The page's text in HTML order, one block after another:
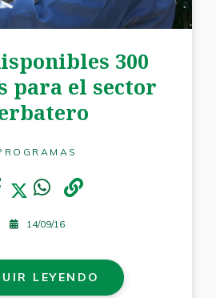
300
para el sector
14/09/16
LEYENDO